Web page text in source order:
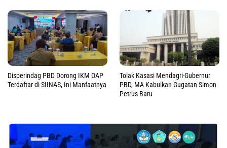
Disperindag PBD Dorong IKM OAP
Terdaftar di SIINAS, Ini Manfaatnya
Tolak Kasasi Mendagri-Gubernur
PBD, MA Kabulkan Gugatan Simon
Petrus Baru